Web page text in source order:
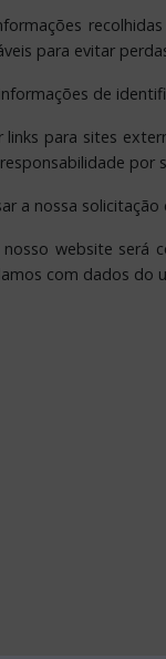
para evitar
de
para sites
por
a nossa
website será
com dados do